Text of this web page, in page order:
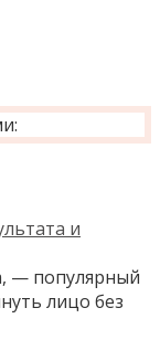
и
— популярный
лицо без